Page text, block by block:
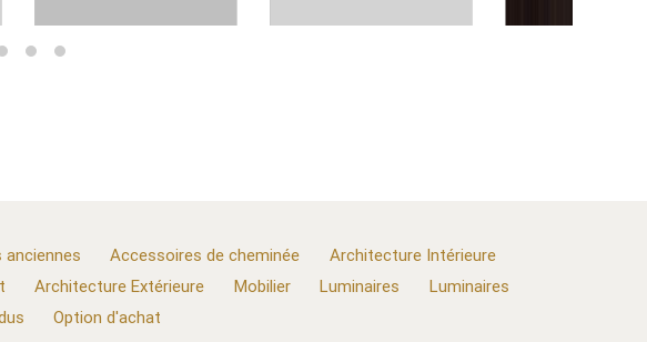
anciennes Accessoires de cheminée
Architecture Intérieure
Architecture Extérieure Mobilier Luminaires
Luminaires
Option d'achat